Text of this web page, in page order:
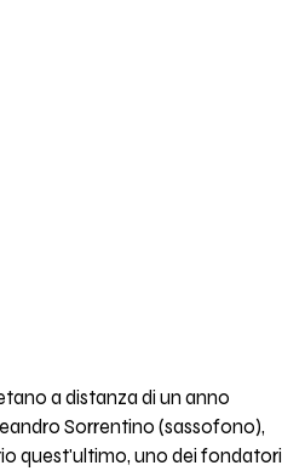
a distanza di un anno
Sorrentino (sassofono),
quest'ultimo, uno dei fondatori